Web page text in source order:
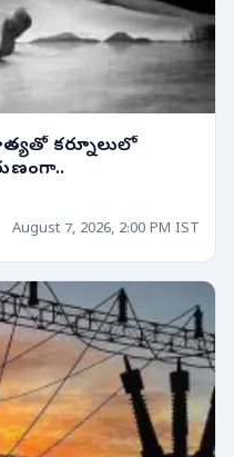
కర్నూలులో
August 7, 2026, 2:00 PM IST